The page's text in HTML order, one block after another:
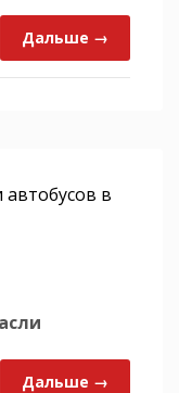
Дальше →
в
Дальше →